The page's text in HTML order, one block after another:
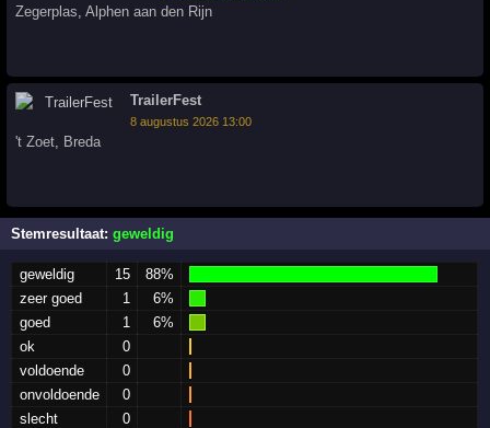
Zegerplas,Alphen aan den Rijn
TrailerFest
8 augustus 2026 13:00
't Zoet, Breda
Stemresultaat:geweldig
geweldig 15
88%
zeer goed
1
6%
goed
1
6%
ok
0
voldoende
0
onvoldoende
0
slecht
0